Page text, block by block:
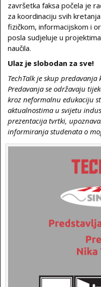
završetka faksa počela je
za koordinaciju svih
fizičkom, informacijskom i
posla sudjeluje u
naučila.
Ulaz je slobodan za sve!
TechTalk je skup predavanja
Predavanja se održavaju
kroz neformalnu edukaciju
aktualnostima u svijetu
prezentacija tvrtki,
informiranja studenata o